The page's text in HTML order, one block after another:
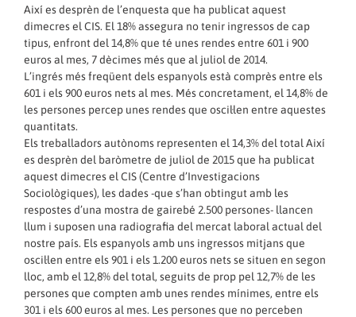
Així es desprèn de l’enquesta que ha publicat aquest
dimecres el CIS. El 18% assegura no tenir ingressos de cap
tipus, enfront del 14,8% que té unes rendes entre 601 i 900
euros al mes, 7 dècimes més que al juliol de 2014.
L’ingrés més freqüent dels espanyols està comprès entre els
601 i els 900 euros nets al mes. Més concretament, el 14,8% de
les persones percep unes rendes que oscil·len entre aquestes
quantitats.
Els treballadors autònoms representen el 14,3% del total Així
es desprèn del baròmetre de juliol de 2015 que ha publicat
aquest dimecres el CIS (Centre d’Investigacions
Sociològiques), les dades -que s’han obtingut amb les
respostes d’una mostra de gairebé 2.500 persones- llancen
llum i suposen una radiografia del mercat laboral actual del
nostre país. Els espanyols amb uns ingressos mitjans que
oscil·len entre els 901 i els 1.200 euros nets se situen en segon
lloc, amb el 12,8% del total, seguits de prop pel 12,7% de les
persones que compten amb unes rendes mínimes, entre els
301 i els 600 euros al mes. Les persones que no perceben